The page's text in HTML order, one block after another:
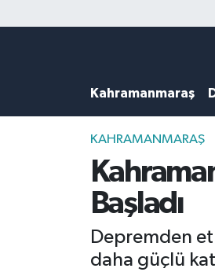
Kahramanmaraş
KAHRAMANMARAŞ
Başladı
Depremden
daha güçlü
DULKADİROĞLU
KAHRAMANMARAŞ
ONİKİŞUBAT
Kahramanmaraş Hava
Kahramanmaraş Trafik
Süper Lig Puan Durumu ve
Tüm Manşetler
Son Dakika Haberleri